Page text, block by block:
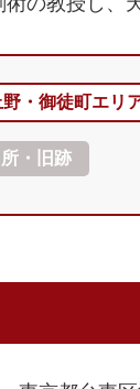
野・御徒町エリ
・旧跡